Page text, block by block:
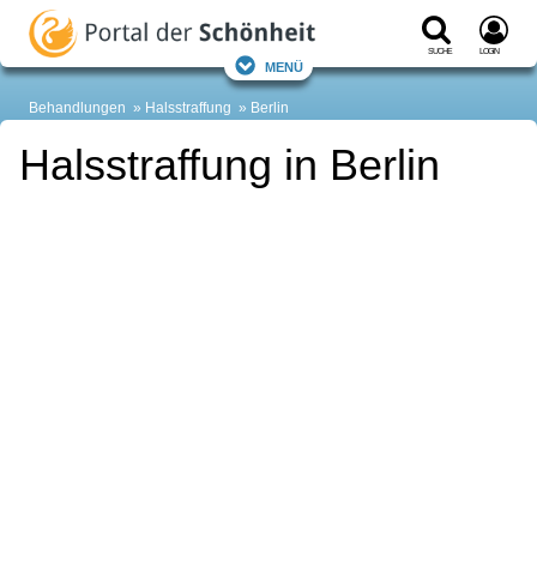
Suche Login
Menü
Behandlungen Halsstraffung Berlin
Halsstraffung in Berlin